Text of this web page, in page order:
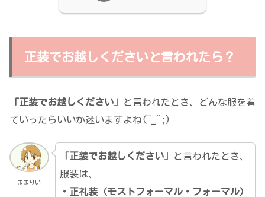
正装でお越しくださいと言われたら？
「正装でお越しください」
と言われたとき、どんな服を着
ていったらいいか迷いますよね(^_^;)
ままりい
「正装でお越しください」
と言われたとき、
服装は、
・正礼装（モストフォーマル・フォーマル）